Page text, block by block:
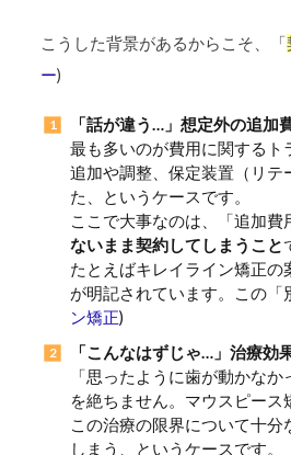
こうした背景があるからこそ、「
ー)
「話が違う…」想定外の追加
最も多いのが費用に関する
追加や調整、保定装置（リテ
た、というケースです。
ここで大事なのは、「追加費
ないまま契約してしまうこと
たとえばキレイライン矯正
が明記されています。この
ン矯正)
「こんなはずじゃ…」治療効
「思ったように歯が動かな
を絶ちません。マウスピース
この治療の限界について十
しまう、というケースです。